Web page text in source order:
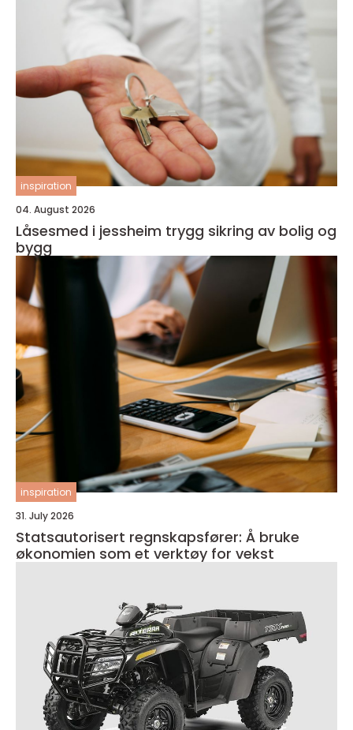
inspiration
04. August 2026
Låsesmed i jessheim trygg sikring av bolig og
bygg
inspiration
31. July 2026
Statsautorisert regnskapsfører: Å bruke
økonomien som et verktøy for vekst